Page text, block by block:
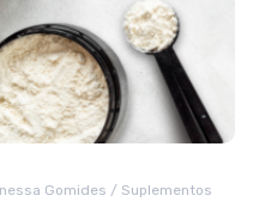
Gomides / Suplementos